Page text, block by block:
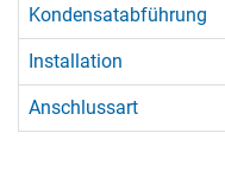
Kondensatabführung
Installation
Anschlussart